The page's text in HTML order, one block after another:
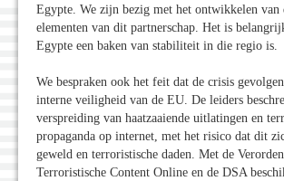
Egypte. We zijn bezig met het ontwikkelen van
elementen van dit partnerschap. Het is
Egypte een baken van stabiliteit in die regio is.
We bespraken ook het feit dat de crisis
interne veiligheid van de EU. De leiders
verspreiding van haatzaaiende uitlatingen en
propaganda op internet, met het risico dat dit
geweld en terroristische daden. Met de
Terroristische Content Online en de DSA